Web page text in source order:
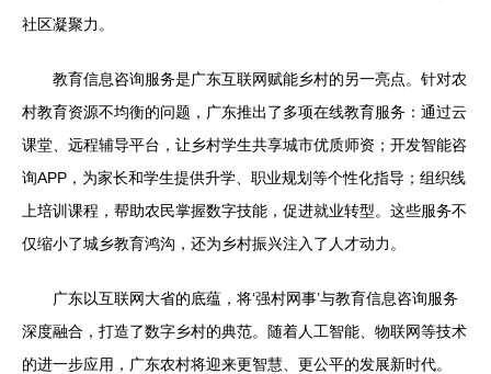
社区凝聚力。
教育信息咨询服务是广东互联网赋能乡村的另一亮点。针对农
村教育资源不均衡的问题，广东推出了多项在线教育服务：通过云
课堂、远程辅导平台，让乡村学生共享城市优质师资；开发智能咨
询APP，为家长和学生提供升学、职业规划等个性化指导；组织线
上培训课程，帮助农民掌握数字技能，促进就业转型。这些服务不
仅缩小了城乡教育鸿沟，还为乡村振兴注入了人才动力。
广东以互联网大省的底蕴，将‘强村网事’与教育信息咨询服务
深度融合，打造了数字乡村的典范。随着人工智能、物联网等技术
的进一步应用，广东农村将迎来更智慧、更公平的发展新时代。